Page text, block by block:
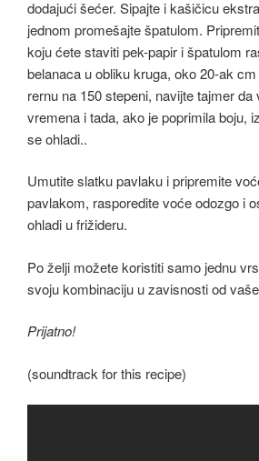
dodajući šećer. Sipajte i kašičicu
jednom promešajte špatulom.
koju ćete staviti pek-papir i špatulom
belanaca u obliku kruga, oko 20-ak
rernu na 150 stepeni, navijte tajmer
vremena i tada, ako je poprimila boju,
se ohladi..
Umutite slatku pavlaku i pripremite
pavlakom, rasporedite voće odozgo i
ohladi u frižideru.
Po želji možete koristiti samo jednu
svoju kombinaciju u zavisnosti od
Prijatno!
(soundtrack for this recipe)